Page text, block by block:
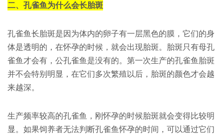
二、孔雀鱼为什么会长胎斑
孔雀鱼长胎斑是因为体内的卵子有一层黑色的膜，它们的身
体是透明的，在怀孕的时候，就会出现胎斑。胎斑只有母孔
雀鱼才会有，公孔雀鱼是没有的。第一次生产的孔雀鱼胎斑
并不会特别明显，在它们多次繁殖以后，胎斑的颜色才会越
来越深。
生产频率较高的孔雀鱼，刚怀孕的时候胎斑就会变得比较明
显。如果饲养者无法判断孔雀鱼怀孕的时间，可以通过它们